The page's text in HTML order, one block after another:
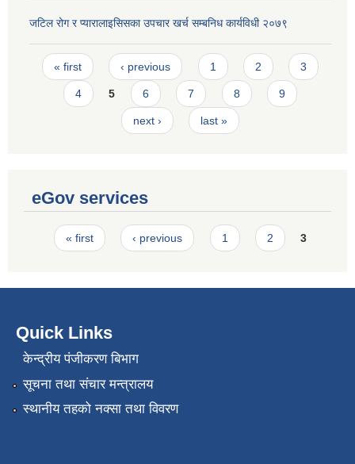
जटिल रोग र प्यारालाइसिसका उपचार खर्च सम्बनिध कार्यविधी २०७९
Pages
« first ‹ previous 1 2 3
4 5 6 7 8 9
next › last »
eGov services
Pages
« first ‹ previous 1 2 3
Quick Links
केन्द्रीय पंजीकरण बिभाग
सूचना तथा संचार मन्त्रालय
स्थानीय तहको नक्सा तथा विवरण